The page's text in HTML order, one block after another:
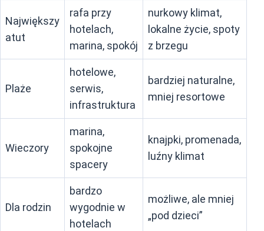
Największy
atut
rafa przy
hotelach,
marina, spokój
nurkowy klimat,
lokalne życie, spoty
z brzegu
Plaże
hotelowe,
serwis,
infrastruktura
bardziej naturalne,
mniej resortowe
Wieczory
marina,
spokojne
spacery
knajpki, promenada,
luźny klimat
Dla rodzin
bardzo
wygodnie w
hotelach
możliwe, ale mniej
„pod dzieci”